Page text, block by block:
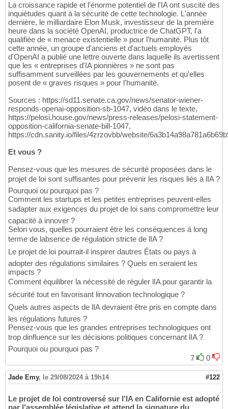
La croissance rapide et l'énorme potentiel de l'IA ont suscité des
inquiétudes quant à la sécurité de cette technologie. L'année
dernière, le milliardaire Elon Musk, investisseur de la première
heure dans la société OpenAI, productrice de ChatGPT, l'a
qualifiée de « menace existentielle » pour l'humanité. Plus tôt
cette année, un groupe d'anciens et d'actuels employés
d'OpenAI a publié une lettre ouverte dans laquelle ils avertissent
que les « entreprises d'IA pionnières » ne sont pas
suffisamment surveillées par les gouvernements et qu'elles
posent de « graves risques » pour l'humanité.
Sources : https://sd11.senate.ca.gov/news/senator-wiener-
responds-openai-opposition-sb-1047, vidéo dans le texte,
https://pelosi.house.gov/news/press-releases/pelosi-statement-
opposition-california-senate-bill-1047,
https://cdn.sanity.io/files/4zrzovbb/website/
Et vous ?
Pensez-vous que les mesures de sécurité proposées dans le
projet de loi sont suffisantes pour prévenir les risques liés à lIA ?
Pourquoi ou pourquoi pas ?
Comment les startups et les petites entreprises peuvent-elles
sadapter aux exigences du projet de loi sans compromettre leur
capacité à innover ?
Selon vous, quelles pourraient être les conséquences à long
terme de labsence de régulation stricte de lIA ?
Le projet de loi pourrait-il inspirer dautres États ou pays à
adopter des régulations similaires ? Quels en seraient les
impacts ?
Comment équilibrer la nécessité de réguler lIA pour garantir la
sécurité tout en favorisant linnovation technologique ?
Quels autres aspects de lIA devraient être pris en compte dans
les régulations futures ?
Pensez-vous que les grandes entreprises technologiques ont
trop dinfluence sur les décisions politiques concernant lIA ?
Pourquoi ou pourquoi pas ?
7
0
Jade Emy, le 29/08/2024 à 19h14 #122
Le projet de loi controversé sur l'IA en Californie est adopté